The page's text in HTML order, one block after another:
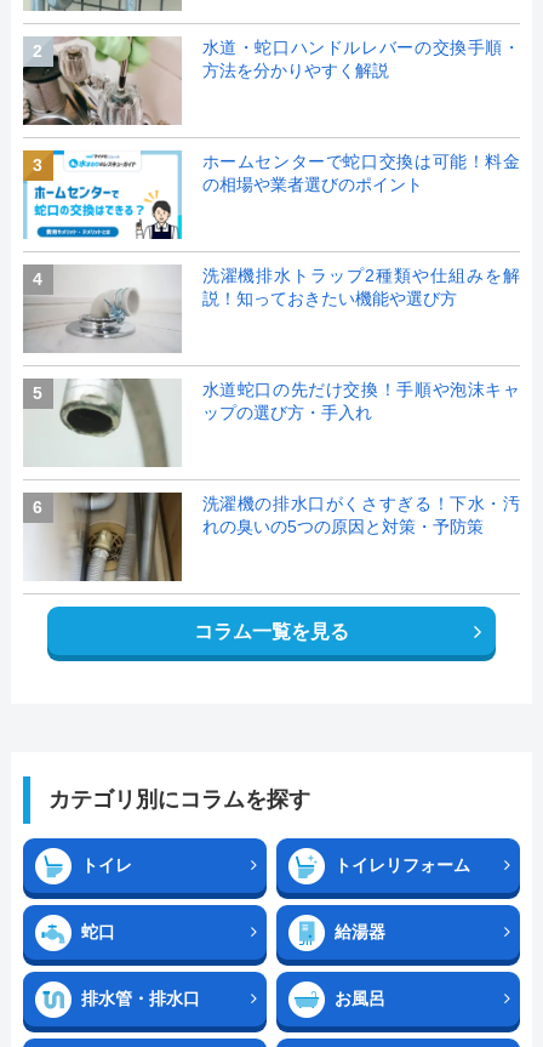
2
水道・蛇口ハンドルレバーの交換手順・
方法を分かりやすく解説
3
ホームセンターで蛇口交換は可能！料金
の相場や業者選びのポイント
4
洗濯機排水トラップ2種類や仕組みを解
説！知っておきたい機能や選び方
5
水道蛇口の先だけ交換！手順や泡沫キャ
ップの選び方・手入れ
6
洗濯機の排水口がくさすぎる！下水・汚
れの臭いの5つの原因と対策・予防策
コラム一覧を見る
カテゴリ別にコラムを探す
トイレ トイレリフォーム
蛇口 給湯器
排水管・排水口 お風呂